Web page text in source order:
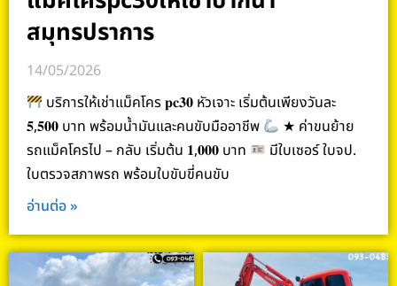
สมุทรปราการ
14/05/2026
บริการให้เช่าแม็คโคร 𝐩𝐜𝟑𝟎 หัวเจาะ เริ่มต้นเพียงวันละ
𝟓,𝟓𝟎𝟎 บาท พร้อมน้ำมันและคนขับมืออาชีพ
★ ค่าขนย้าย
รถแม็คโครไป – กลับ เริ่มต้น 𝟏,𝟎𝟎𝟎 บาท
มีใบเซอร์ ใบจป.
ใบตรวจสภาพรถ พร้อมใบขับขี่คนขับ
อ่านต่อ »